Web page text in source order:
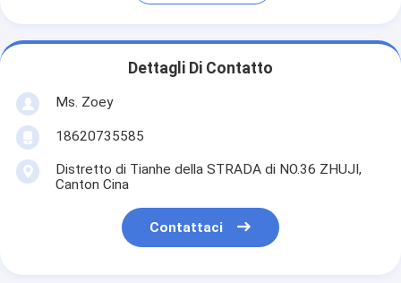
Dettagli Di Contatto
Ms. Zoey
18620735585
Distretto di Tianhe della STRADA di NO.36 ZHUJI,
Canton Cina
Contattaci